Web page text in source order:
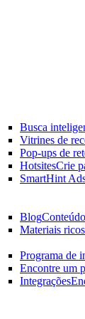
Busca
Vitrines de
Pop-ups de
HotsitesCrie
SmartHint
Blog
Materiais ricos
Programa de
Encontre um
Integrações